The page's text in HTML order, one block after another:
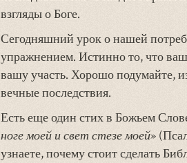
взгляды о Боге.
Сегодняшний урок о нашей
упражнением. Истинно то, что
вашу участь. Хорошо подумайте,
вечные последствия.
Есть еще один стих в Божьем
ноге моей и свет стезе моей»
узнаете, почему стоит сделать